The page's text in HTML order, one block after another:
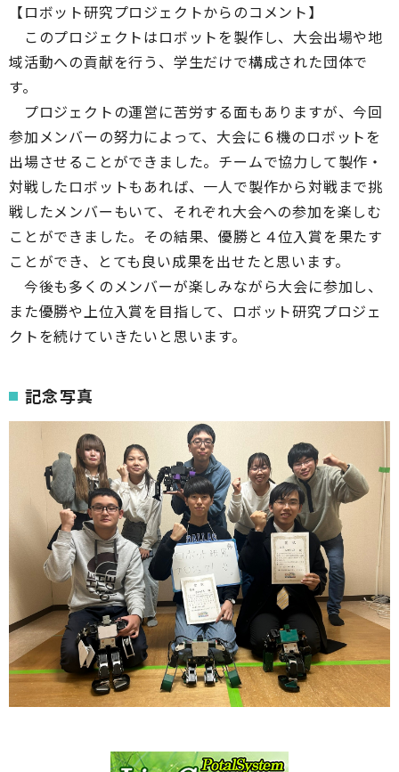
【ロボット研究プロジェクトからのコメント】
このプロジェクトはロボットを製作し、大会出場や地
域活動への貢献を行う、学生だけで構成された団体で
す。
プロジェクトの運営に苦労する面もありますが、今回
参加メンバーの努力によって、大会に６機のロボットを
出場させることができました。チームで協力して製作・
対戦したロボットもあれば、一人で製作から対戦まで挑
戦したメンバーもいて、それぞれ大会への参加を楽しむ
ことができました。その結果、優勝と４位入賞を果たす
ことができ、とても良い成果を出せたと思います。
今後も多くのメンバーが楽しみながら大会に参加し、
また優勝や上位入賞を目指して、ロボット研究プロジェ
クトを続けていきたいと思います。
記念写真